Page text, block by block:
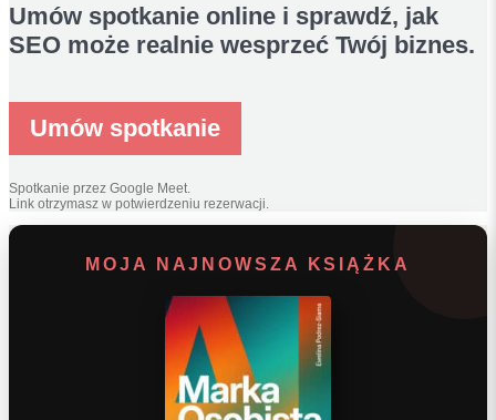
Umów spotkanie online i sprawdź, jak
SEO może realnie wesprzeć Twój biznes.
Umów spotkanie
Spotkanie przez Google Meet.
Link otrzymasz w potwierdzeniu rezerwacji.
MOJA NAJNOWSZA KSIĄŻKA